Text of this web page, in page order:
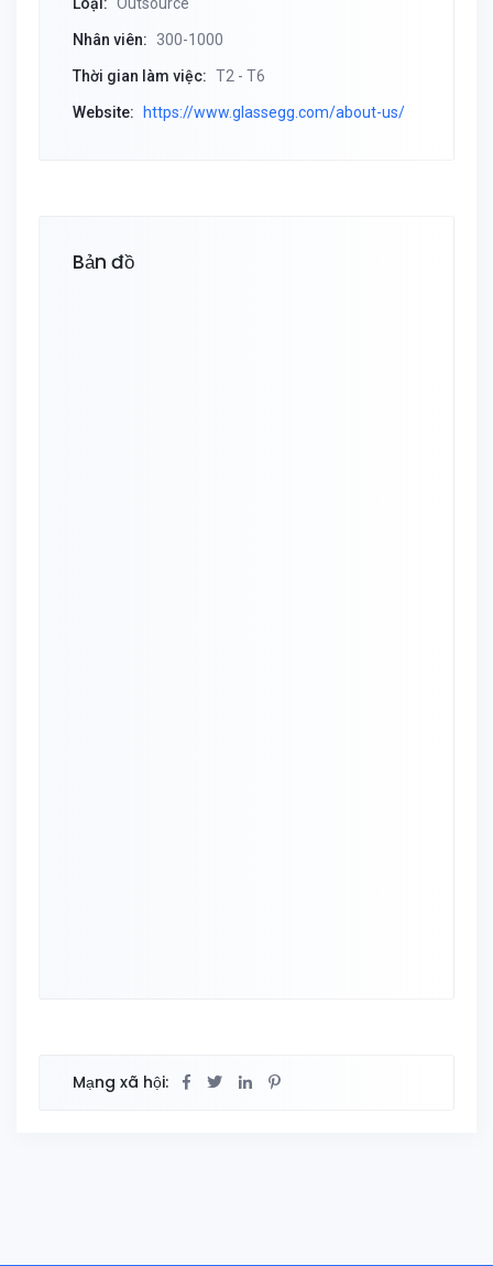
Nhân viên: 300-1000
Thời gian làm việc: T2 - T6
Website: https://www.glassegg.com/about-us/
Bản đồ
Mạng xã hội: